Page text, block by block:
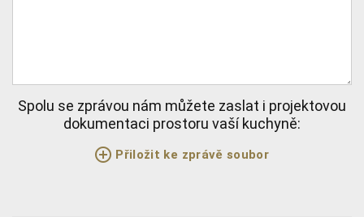
Spolu se zprávou nám můžete zaslat i projektovou
dokumentaci prostoru vaší kuchyně:
Přiložit ke zprávě soubor